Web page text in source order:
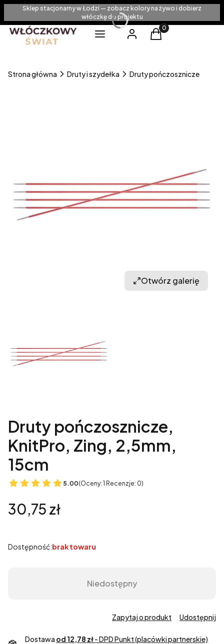
Sklep stacjonarny w Łodzi — zobacz kolory na żywo i dobierz
włóczkę do projektu
Menu
Zaloguj sięProdukty w
Koszyk
Strona główna Druty i szydełka Druty pończosznicze
Otwórz galerię
Druty pończosznicze,
KnitPro, Zing, 2,5mm,
15cm
5.00(Oceny: 1 Recenzje: 0)
Cena
30,75 zł
Dostępność:brak towaru
Niedostępny
Zapytaj o produkt Udostępnij
Dostawa od 12,78 zł- DPD Punkt (placówki partnerskie)